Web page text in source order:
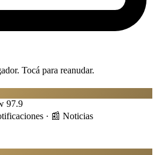
Tocá para reanudar.
97.9
· 📰 Noticias